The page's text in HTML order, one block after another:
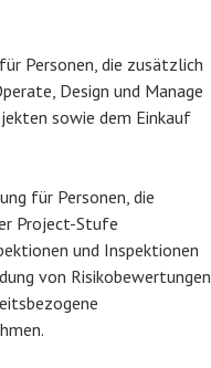
Personen, die zusätzlich
Design und Manage
sowie dem Einkauf
für Personen, die
Project-Stufe
und Inspektionen
von Risikobewertungen